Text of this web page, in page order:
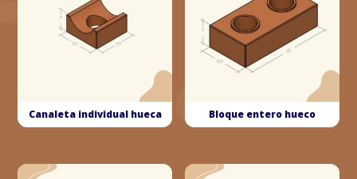
Canaleta individual hueca Bloque entero hueco